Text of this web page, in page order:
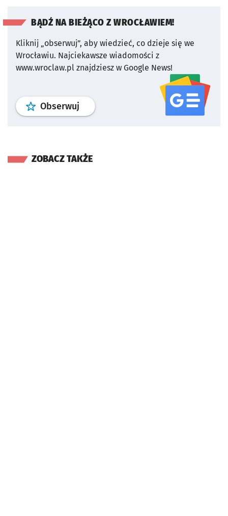
BĄDŹ NA BIEŻĄCO Z WROCŁAWIEM!
Kliknij „obserwuj”, aby wiedzieć, co dzieje się we
Wrocławiu. Najciekawsze wiadomości z
www.wroclaw.pl znajdziesz w Google News!
Obserwuj profil serwisu
ZOBACZ TAKŻE